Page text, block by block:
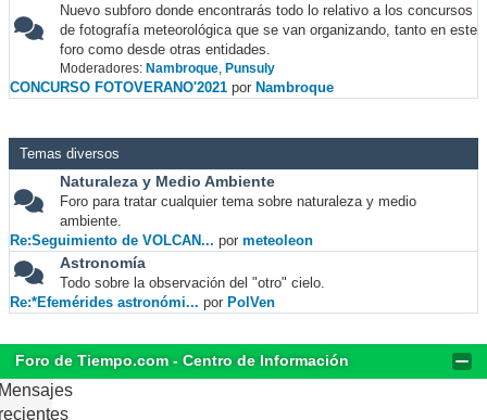
Nuevo subforo donde encontrarás todo lo relativo a los concursos
de fotografía meteorológica que se van organizando, tanto en este
foro como desde otras entidades.
Moderadores: Nambroque, Punsuly
CONCURSO FOTOVERANO'2021 por Nambroque
Temas diversos
Naturaleza y Medio Ambiente
Foro para tratar cualquier tema sobre naturaleza y medio
ambiente.
Re:Seguimiento de VOLCAN... por meteoleon
Astronomía
Todo sobre la observación del "otro" cielo.
Re:*Efemérides astronómi... por PolVen
Foro de Tiempo.com - Centro de Información